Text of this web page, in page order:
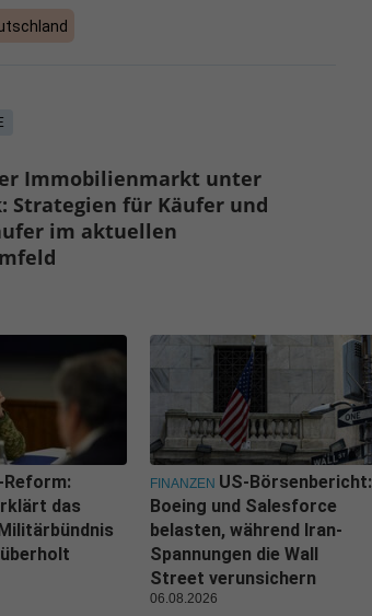
Immobilienmarkt unter
Strategien für Käufer und
im aktuellen
Reform:
das
FINANZEN US-Börsenbericht:
Boeing und Salesforce
belasten, während Iran-
Spannungen die Wall
Street verunsichern
06.08.2026